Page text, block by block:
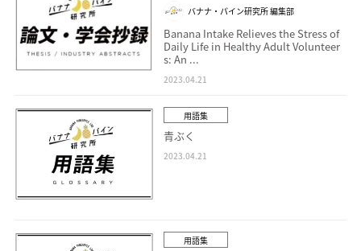
バナナ・パイン研究所 編集部
Banana Intake Relieves the Stress of
Daily Life in Healthy Adult Volunteer
s: An ...
2023.04.21
用語集
青ぶく
2023.04.21
用語集